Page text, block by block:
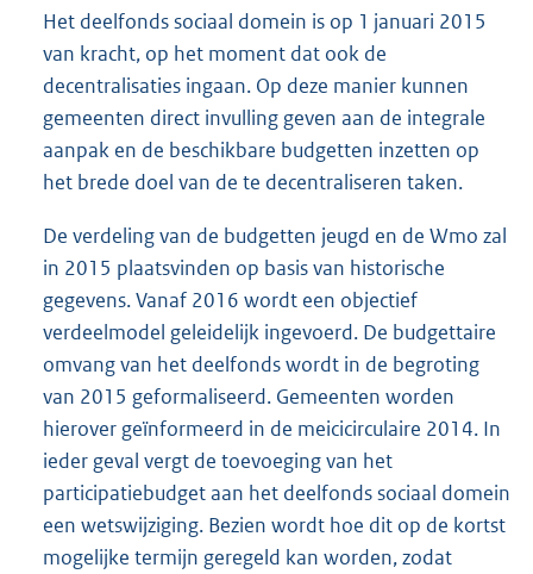
Het deelfonds sociaal domein is op 1 januari 2015
van kracht, op het moment dat ook de
decentralisaties ingaan. Op deze manier kunnen
gemeenten direct invulling geven aan de integrale
aanpak en de beschikbare budgetten inzetten op
het brede doel van de te decentraliseren taken.
De verdeling van de budgetten jeugd en de Wmo zal
in 2015 plaatsvinden op basis van historische
gegevens. Vanaf 2016 wordt een objectief
verdeelmodel geleidelijk ingevoerd. De budgettaire
omvang van het deelfonds wordt in de begroting
van 2015 geformaliseerd. Gemeenten worden
hierover geïnformeerd in de meicicirculaire 2014. In
ieder geval vergt de toevoeging van het
participatiebudget aan het deelfonds sociaal domein
een wetswijziging. Bezien wordt hoe dit op de kortst
mogelijke termijn geregeld kan worden, zodat